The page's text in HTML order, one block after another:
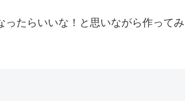
たらいいな！と思いながら作ってみ